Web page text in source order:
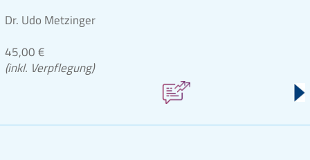
Dr. Udo Metzinger
45,00 €
(inkl. Verpflegung)